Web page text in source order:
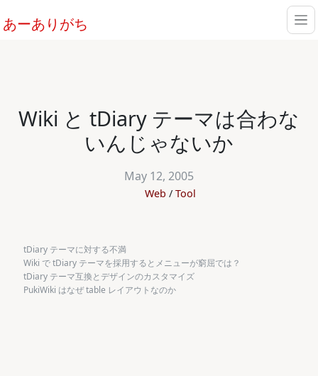
あーありがち
Wiki と tDiary テーマは合わな
いんじゃないか
May 12, 2005
Web Tool
tDiary テーマに対する不満
Wiki で tDiary テーマを採用するとメニューが窮屈では？
tDiary テーマ互換とデザインのカスタマイズ
PukiWiki はなぜ table レイアウトなのか